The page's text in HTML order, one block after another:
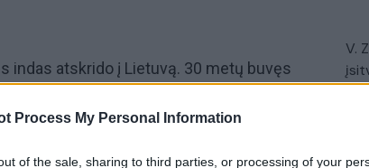
Process My Personal Information
of the sale, sharing to third parties, or processing of your
indas atskrido į Lietuvą. 30 metų buvęs
studijomis, esą dėstytojai nemoka
už studijas. Tai pirma tokia precedento
apie blogą Klaipėdos universitetą
V.